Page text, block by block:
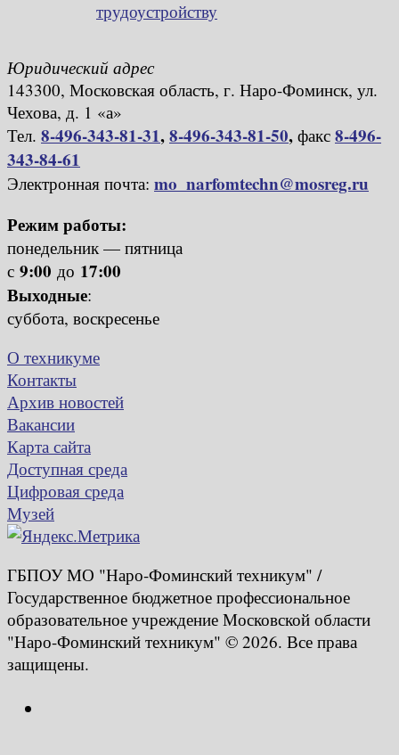
трудоустройству
Юридический адрес
143300, Московская область, г. Наро-Фоминск, ул.
Чехова, д. 1 «а»
Тел. 8-496-343-81-31,8-496-343-81-50, факс 8-496-
343-84-61
Электронная почта: mo_narfomtechn@mosreg.ru
Режим работы:
понедельник — пятница
с 9:00 до 17:00
Выходные:
суббота, воскресенье
О техникуме
Контакты
Архив новостей
Вакансии
Карта сайта
Доступная среда
Цифровая среда
Музей
ГБПОУ МО "Наро-Фоминский техникум" /
Государственное бюджетное профессиональное
образовательное учреждение Московской области
"Наро-Фоминский техникум" © 2026. Все права
защищены.